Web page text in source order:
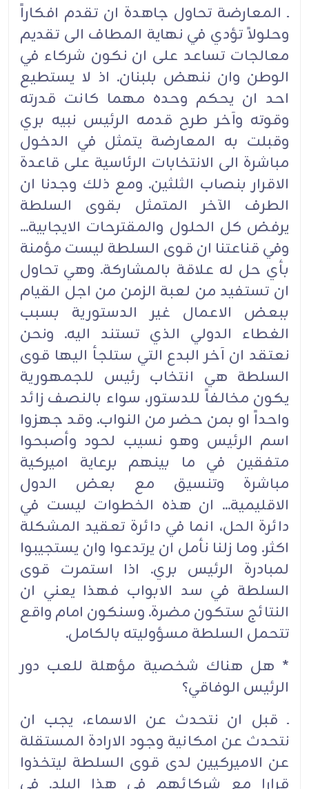
ـ المعارضة تحاول جاهدة ان تقدم افكاراً
وحلولاً تؤدي في نهاية المطاف الى تقديم
معالجات تساعد على ان نكون شركاء في
الوطن وان ننهض بلبنان. اذ لا يستطيع
احد ان يحكم وحده مهما كانت قدرته
وقوته وآخر طرح قدمه الرئيس نبيه بري
وقبلت به المعارضة يتمثل في الدخول
مباشرة الى الانتخابات الرئاسية على قاعدة
الاقرار بنصاب الثلثين. ومع ذلك وجدنا ان
الطرف الآخر المتمثل بقوى السلطة
يرفض كل الحلول والمقترحات الايجابية...
وفي قناعتنا ان قوى السلطة ليست مؤمنة
بأي حل له علاقة بالمشاركة. وهي تحاول
ان تستفيد من لعبة الزمن من اجل القيام
ببعض الاعمال غير الدستورية بسبب
الغطاء الدولي الذي تستند اليه. ونحن
نعتقد ان آخر البدع التي ستلجأ اليها قوى
السلطة هي انتخاب رئيس للجمهورية
يكون مخالفاً للدستور، سواء بالنصف زائد
واحداً او بمن حضر من النواب. وقد جهزوا
اسم الرئيس وهو نسيب لحود وأصبحوا
متفقين في ما بينهم برعاية اميركية
مباشرة وتنسيق مع بعض الدول
الاقليمية... ان هذه الخطوات ليست في
دائرة الحل، انما في دائرة تعقيد المشكلة
اكثر. وما زلنا نأمل ان يرتدعوا وان يستجيبوا
لمبادرة الرئيس بري. اذا استمرت قوى
السلطة في سد الابواب فهذا يعني ان
النتائج ستكون مضرة. وسنكون امام واقع
تتحمل السلطة مسؤوليته بالكامل.
* هل هناك شخصية مؤهلة للعب دور
الرئيس الوفاقي؟
ـ قبل ان نتحدث عن الاسماء، يجب ان
نتحدث عن امكانية وجود الارادة المستقلة
عن الاميركيين لدى قوى السلطة ليتخذوا